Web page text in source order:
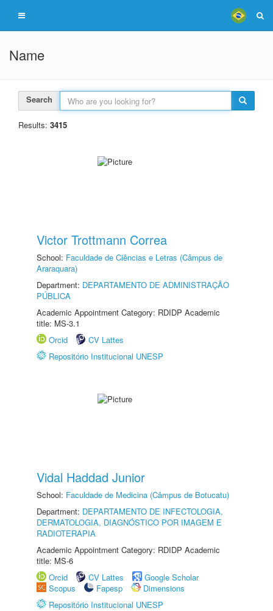
Name
Search
Results: 3415
Victor Trottmann Correa
School: Faculdade de Ciências e Letras (Câmpus de
Araraquara)
Department: DEPARTAMENTO DE ADMINISTRAÇÃO
PÚBLICA
Academic Appointment Category: RDIDP Academic
title: MS-3.1
Orcid
CV Lattes
Repositório Institucional UNESP
Vidal Haddad Junior
School: Faculdade de Medicina (Câmpus de Botucatu)
Department: DEPARTAMENTO DE INFECTOLOGIA,
DERMATOLOGIA, DIAGNÓSTICO POR IMAGEM E
RADIOTERAPIA
Academic Appointment Category: RDIDP Academic
title: MS-6
Orcid
CV Lattes
Google Scholar
Scopus
Fapesp
Dimensions
Repositório Institucional UNESP